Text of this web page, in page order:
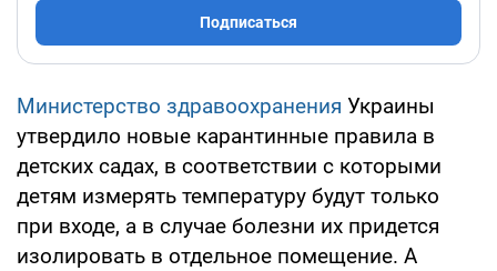
Подписаться
Министерство здравоохранения Украины
утвердило новые карантинные правила в
детских садах, в соответствии с которыми
детям измерять температуру будут только
при входе, а в случае болезни их придется
изолировать в отдельное помещение. А